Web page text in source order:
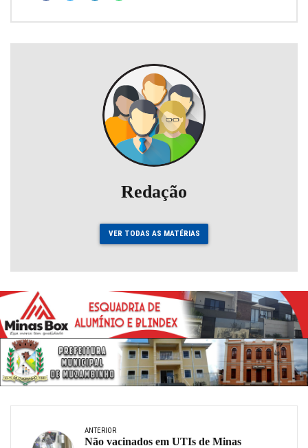
Redação
VER TODAS AS MATÉRIAS
ANTERIOR
Não vacinados em UTIs de Minas